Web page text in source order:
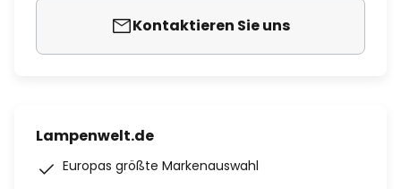
Kontaktieren Sie uns
Lampenwelt.de
Europas größte Markenauswahl